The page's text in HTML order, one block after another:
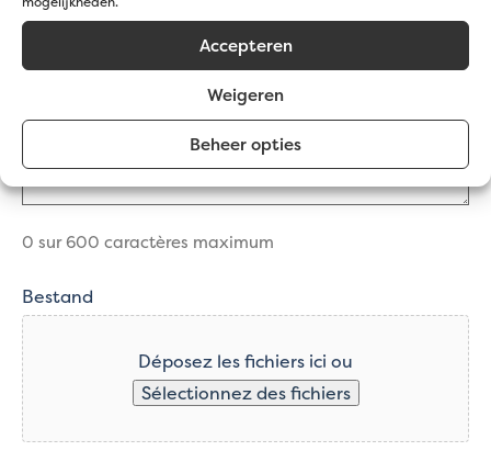
Accepteren
Weigeren
Beheer opties
(Nécessaire)
0 sur 600 caractères maximum
Bestand
Déposez les fichiers ici ou
Sélectionnez des fichiers